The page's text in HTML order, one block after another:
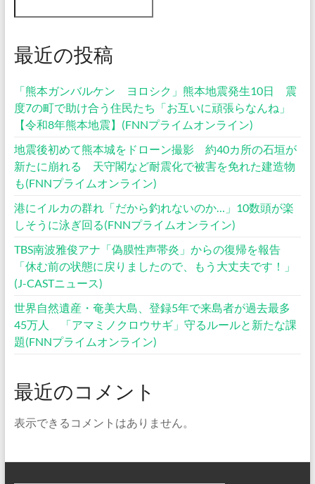
最近の投稿
「熊本ガンバルケン ヨロシク」熊本地震発生10日 震
度7の町で助け合う住民たち「お互いに頑張らなんね」
【令和8年熊本地震】(FNNプライムオンライン)
地震後初めて熊本城をドローン撮影 約40カ所の石垣が
新たに崩れる 天守閣など耐震化で被害を免れた建造物
も(FNNプライムオンライン)
港にイルカの群れ「だから釣れないのか…」10数頭が楽
しそうに泳ぎ回る(FNNプライムオンライン)
TBS南波雅俊アナ「偽膜性声帯炎」からの復帰を報告
「休む前の状態に戻りましたので、もう大丈夫です！」
(J-CASTニュース)
世界自然遺産・奄美大島、登録5年で来島者が過去最多
45万人 「アマミノクロウサギ」守るルールと新たな課
題(FNNプライムオンライン)
最近のコメント
表示できるコメントはありません。